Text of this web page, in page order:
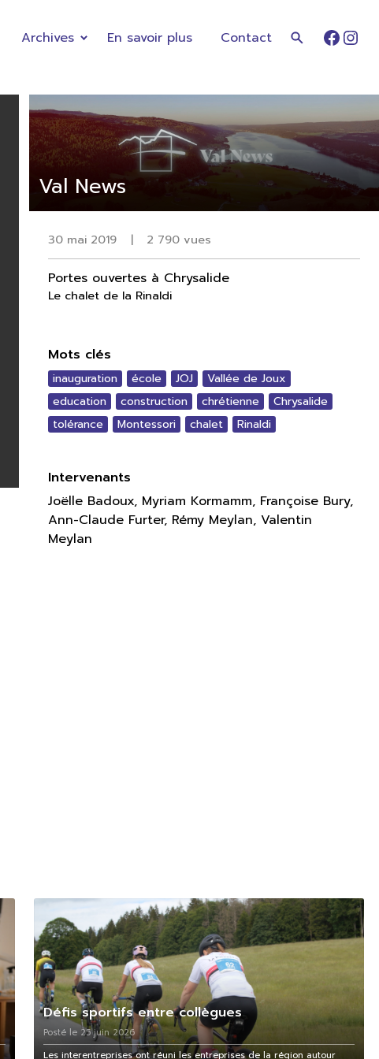
Archives En savoir plus Contact
Val News
30 mai 2019 | 2 790 vues
Portes ouvertes à Chrysalide
Le chalet de la Rinaldi
Mots clés
inauguration école JOJ
Vallée de Joux
education
construction chrétienne
Chrysalide
tolérance
Montessori chalet Rinaldi
Intervenants
Joëlle Badoux, Myriam Kormamm, Françoise Bury,
Ann-Claude Furter, Rémy Meylan, Valentin
Meylan
Défis sportifs entre collègues
Posté le 25 juin 2026
Les interentreprises ont réuni les entreprises de la région autour